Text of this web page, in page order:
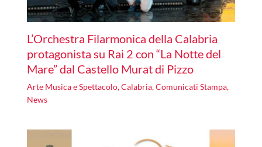
L’Orchestra Filarmonica della Calabria
protagonista su Rai 2 con “La Notte del
Mare” dal Castello Murat di Pizzo
Arte Musica e Spettacolo,Calabria,Comunicati Stampa,
News